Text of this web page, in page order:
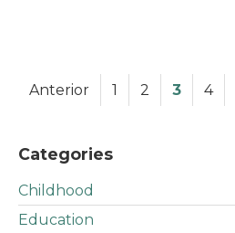
Anterior 1 2 3 4
Categories
Childhood
Education